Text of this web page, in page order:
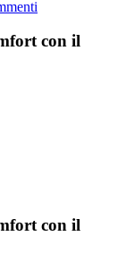
con il
con il